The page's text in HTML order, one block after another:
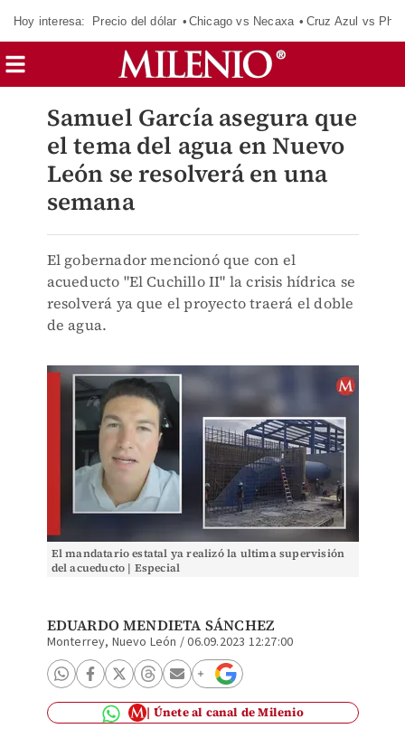
Hoy interesa: Precio del dólar Chicago vs Necaxa Cruz Azul vs
Samuel García asegura que
el tema del agua en Nuevo
León se resolverá en una
semana
El gobernador mencionó que con el
acueducto "El Cuchillo II" la crisis hídrica se
resolverá ya que el proyecto traerá el doble
de agua.
El mandatario estatal ya realizó la ultima supervisión
del acueducto | Especial
EDUARDO MENDIETA SÁNCHEZ
Monterrey, Nuevo León /06.09.2023 12:27:00
Únete al canal de Milenio